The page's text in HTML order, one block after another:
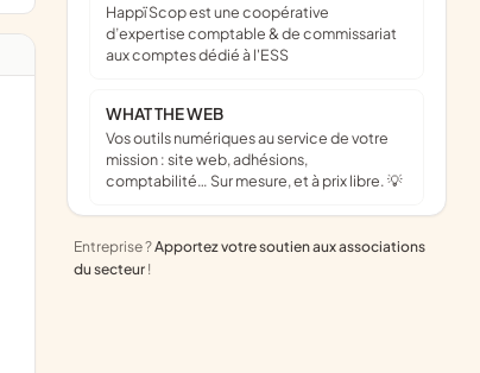
Happï Scop est une coopérative
d’expertise comptable & de commissariat
aux comptes dédié à l'ESS
WHAT THE WEB
Vos outils numériques au service de votre
mission : site web, adhésions,
comptabilité… Sur mesure, et à prix libre. 💡
Entreprise ?Apportez votre soutien aux associations
du secteur !